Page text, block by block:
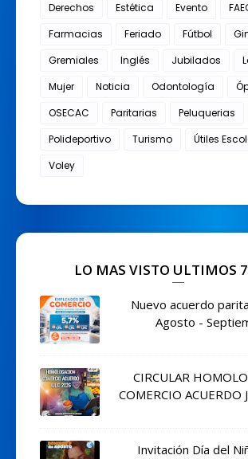
Derechos
Estética Evento
Farmacias
Feriado Fútbol
Gremiales
Inglés Jubilados
Mujer
Noticia Odontología
OSECAC
Paritarias
Peluquerias
Polideportivo
Turismo
Útiles
Voley
LO MAS VISTO ULTIMOS
Nuevo acuerdo
Agosto -
CIRCULAR
COMERCIO ACUERDO
Invitación Día del